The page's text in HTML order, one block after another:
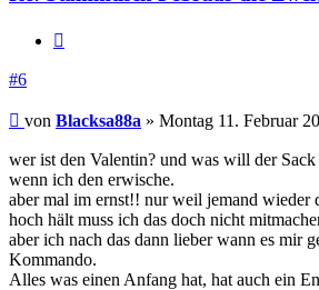
#6
Beitrag
von Blacksa88a » Montag 11. Februar
wer ist den Valentin? und was will der
wenn ich den erwische.
aber mal im ernst!! nur weil jemand wieder
hoch hält muss ich das doch nicht
aber ich nach das dann lieber wann es mir
Kommando.
Alles was einen Anfang hat, hat auch ein